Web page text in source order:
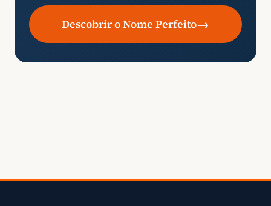
Descobrir o Nome Perfeito→